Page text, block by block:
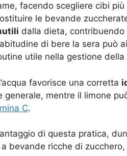
facendo scegliere cibi
le bevande
dalla dieta,
di bere la sera può
utile nella gestione della
favorisce una corretta
generale, mentre il limone
C.
di questa pratica,
bevande ricche di